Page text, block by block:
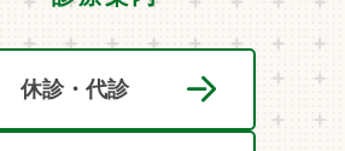
休診・代診